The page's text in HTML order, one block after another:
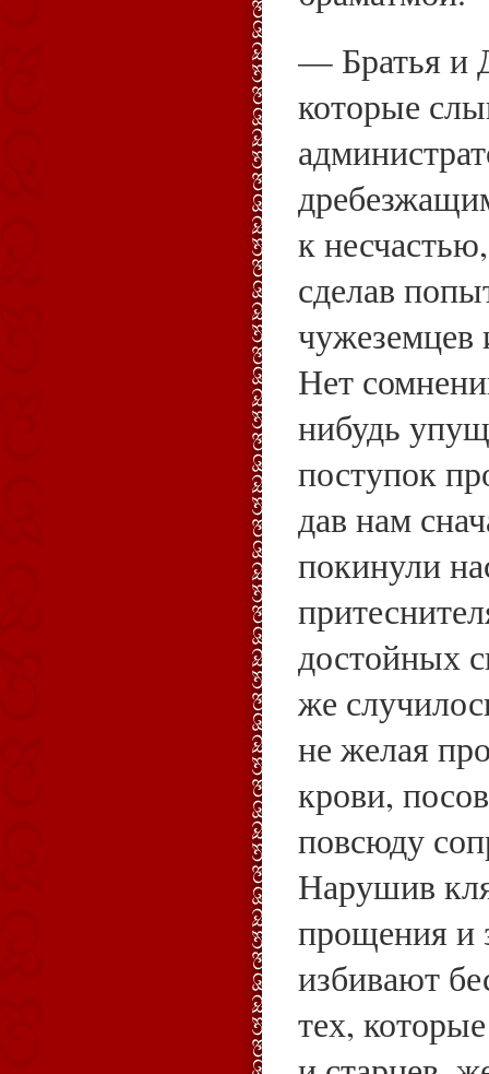
— Братья и
которые
к
сделав
чужеземцев
Нет
нибудь
поступок
дав нам
покинули
достойных
же
не желая
крови,
повсюду
Нарушив
прощения и
избивают
тех,